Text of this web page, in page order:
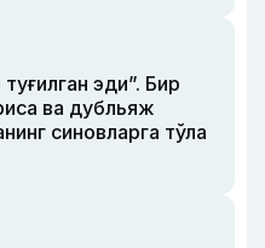
эди”. Бир
ва дубльяж
синовларга тўла